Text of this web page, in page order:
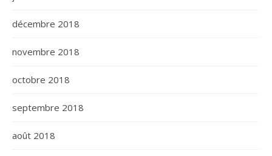
décembre 2018
novembre 2018
octobre 2018
septembre 2018
août 2018